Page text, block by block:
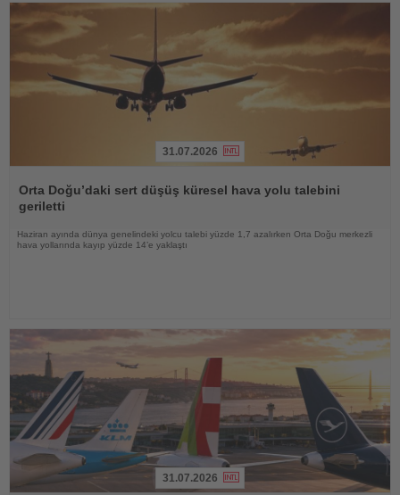
Oku
31.07.2026
Orta Doğu’daki sert düşüş küresel hava yolu talebini
geriletti
Haziran ayında dünya genelindeki yolcu talebi yüzde 1,7 azalırken Orta Doğu merkezli
hava yollarında kayıp yüzde 14’e yaklaştı
31.07.2026